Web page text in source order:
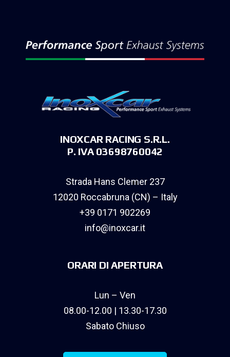
INOXCAR RACING S.R.L.
P. IVA 03698760042
Strada Hans Clemer 237
12020 Roccabruna (CN) – Italy
+39 0171 902269
info@inoxcar.it
ORARI DI APERTURA
Lun – Ven
08.00-12.00 | 13.30-17.30
Sabato Chiuso